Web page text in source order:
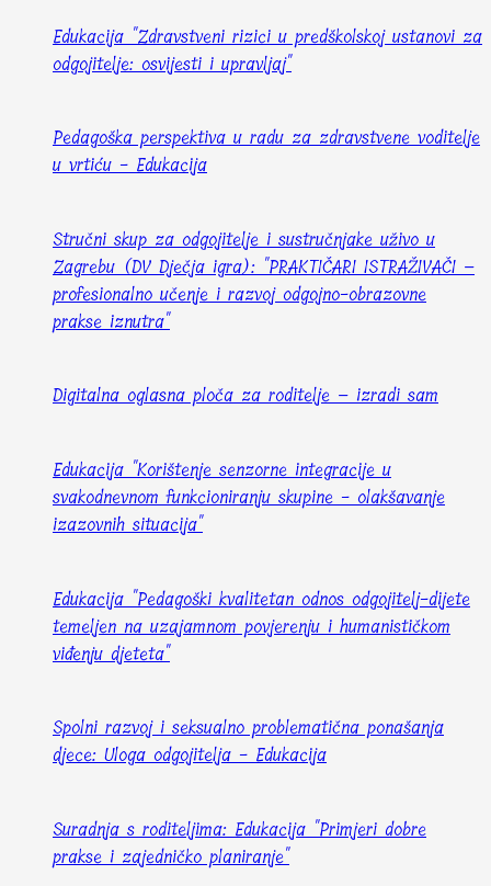
Edukacija "Zdravstveni rizici u predškolskoj ustanovi za
odgojitelje: osvijesti i upravljaj"
Pedagoška perspektiva u radu za zdravstvene voditelje
u vrtiću - Edukacija
Stručni skup za odgojitelje i sustručnjake uživo u
Zagrebu (DV Dječja igra): "PRAKTIČARI ISTRAŽIVAČI –
profesionalno učenje i razvoj odgojno-obrazovne
prakse iznutra"
Digitalna oglasna ploča za roditelje – izradi sam
Edukacija "Korištenje senzorne integracije u
svakodnevnom funkcioniranju skupine - olakšavanje
izazovnih situacija"
Edukacija "Pedagoški kvalitetan odnos odgojitelj-dijete
temeljen na uzajamnom povjerenju i humanističkom
viđenju djeteta"
Spolni razvoj i seksualno problematična ponašanja
djece: Uloga odgojitelja - Edukacija
Suradnja s roditeljima: Edukacija "Primjeri dobre
prakse i zajedničko planiranje"